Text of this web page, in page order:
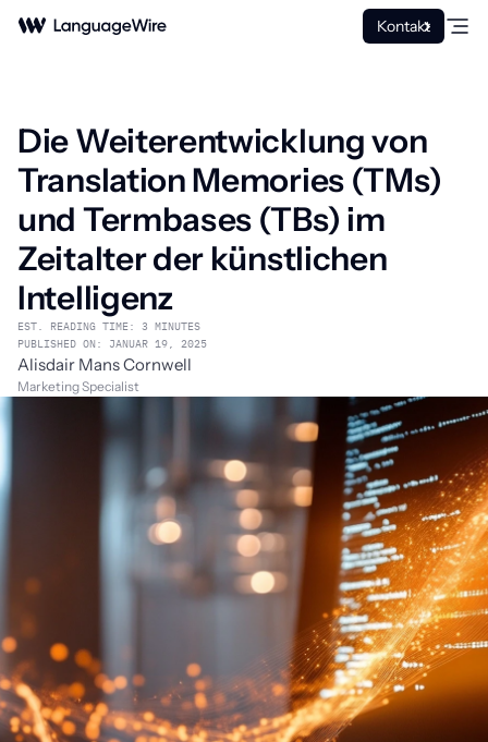
Kontakt
Die Weiterentwicklung von
Translation Memories (TMs)
und Termbases (TBs) im
Zeitalter der künstlichen
Intelligenz
EST. READING TIME: 3 MINUTES
PUBLISHED ON: JANUAR 19, 2025
Alisdair Mans Cornwell
Marketing Specialist